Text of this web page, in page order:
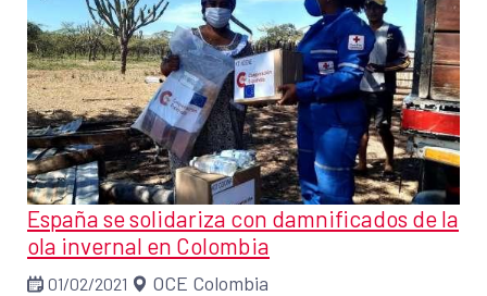
España se solidariza con damnificados de la
ola invernal en Colombia
01/02/2021 OCE Colombia